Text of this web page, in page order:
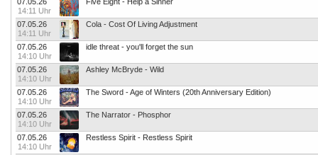
14:11 Uhr
07.05.26
14:11 Uhr
Cola - Cost Of Living Adjustment
07.05.26
14:10 Uhr
idle threat - you'll forget the sun
07.05.26
14:10 Uhr
Ashley McBryde - Wild
07.05.26
14:10 Uhr
The Sword - Age of Winters (20th Anniversary Edition)
07.05.26
14:10 Uhr
The Narrator - Phosphor
07.05.26
14:10 Uhr
Restless Spirit - Restless Spirit